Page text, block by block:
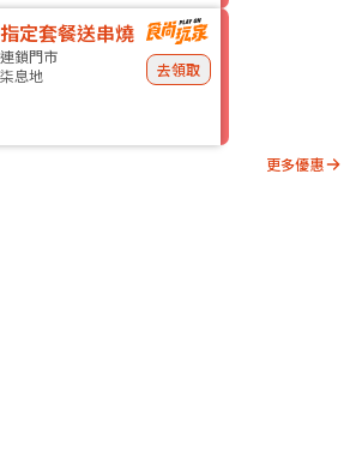
指定套餐送串燒
連鎖門市
柒息地
去領取
更多優惠